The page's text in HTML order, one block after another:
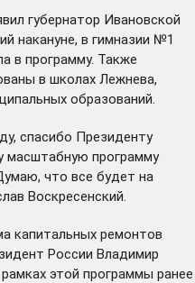
губернатор Ивановской
накануне, в гимназии №1
в программу. Также
в школах Лежнева,
образований.
спасибо Президенту
масштабную программу
что все будет на
Воскресенский.
капитальных ремонтов
России Владимир
этой программы ранее